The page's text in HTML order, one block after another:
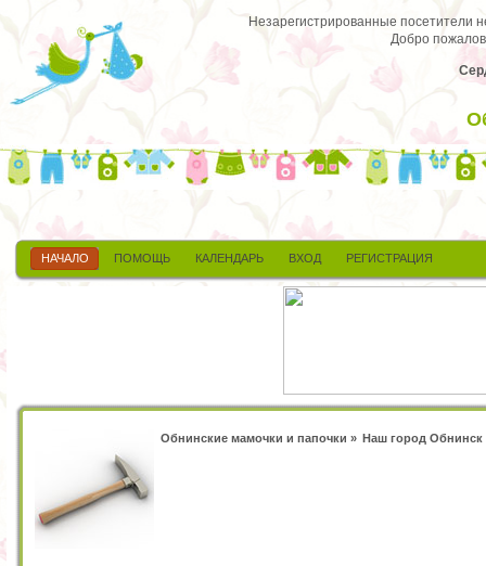
Незарегистрированные посетители
Добро
НАЧАЛО ПОМОЩЬ КАЛЕНДАРЬ ВХОД РЕГИСТРАЦИЯ
Обнинские мамочки и папочки » Наш город Обнинск